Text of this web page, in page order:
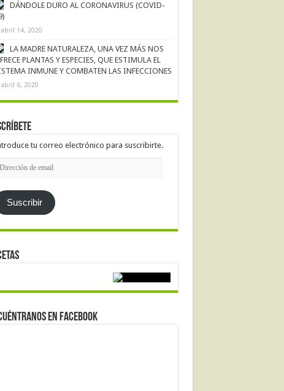
DÁNDOLE DURO AL CORONAVIRUS (COVID-
abril 14, 2020
LA MADRE NATURALEZA, UNA VEZ MÁS NOS
PLANTAS Y ESPECIES, QUE ESTIMULA EL
INMUNE Y COMBATEN LAS INFECCIONES
abril 6, 2020
tu correo electrónico para suscribirte.
Suscribir
en Facebook